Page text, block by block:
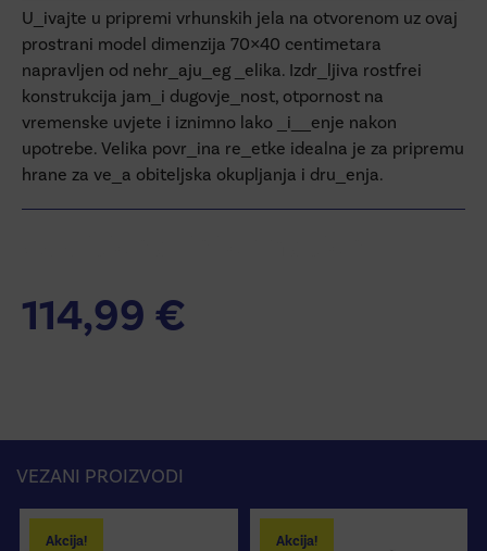
U_ivajte u pripremi vrhunskih jela na otvorenom uz ovaj
prostrani model dimenzija 70×40 centimetara
napravljen od nehr_aju_eg _elika. Izdr_ljiva rostfrei
konstrukcija jam_i dugovje_nost, otpornost na
vremenske uvjete i iznimno lako _i__enje nakon
upotrebe. Velika povr_ina re_etke idealna je za pripremu
hrane za ve_a obiteljska okupljanja i dru_enja.
114,99 €
VEZANI PROIZVODI
Akcija! Akcija!